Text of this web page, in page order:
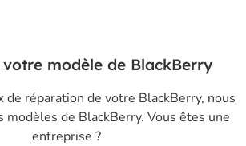
votre modèle de BlackBerry
de réparation de votre BlackBerry, nous
modèles de BlackBerry. Vous êtes une
entreprise ?